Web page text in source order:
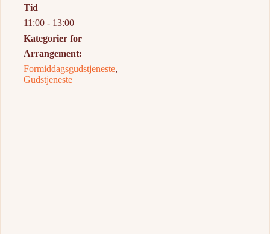
Tid
11:00 - 13:00
Kategorier for
Arrangement:
Formiddagsgudstjeneste,
Gudstjeneste